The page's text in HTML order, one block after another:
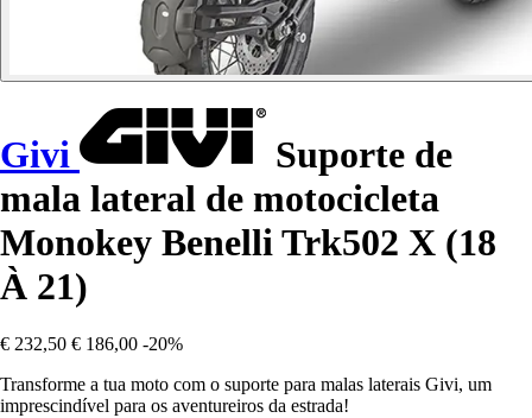
Givi
Suporte de
mala lateral de motocicleta
Monokey Benelli Trk502 X (18
À 21)
€ 232,50 € 186,00 -20%
Transforme a tua moto com o suporte para malas laterais Givi, um
imprescindível para os aventureiros da estrada!